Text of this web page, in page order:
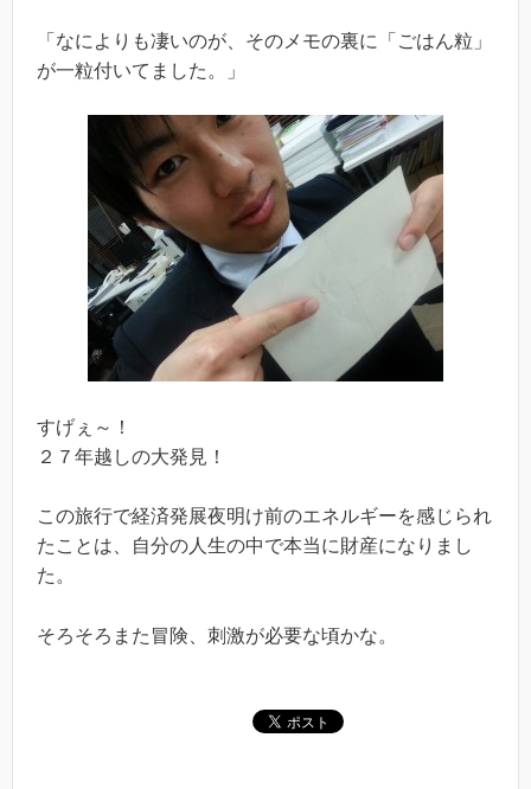
「なによりも凄いのが、そのメモの裏に「ごはん粒」
が一粒付いてました。」
すげぇ～！
２７年越しの大発見！
この旅行で経済発展夜明け前のエネルギーを感じられ
たことは、自分の人生の中で本当に財産になりまし
た。
そろそろまた冒険、刺激が必要な頃かな。